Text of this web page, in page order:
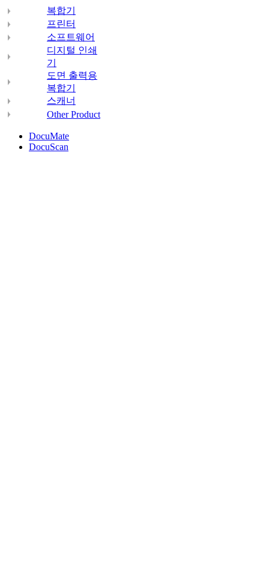
복합기
프린터
소프트웨어
디지털 인쇄
기
도면 출력용
복합기
스캐너
Other Product
DocuMate
DocuScan